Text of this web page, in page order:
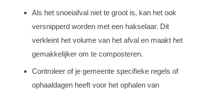
Als het snoeiafval niet te groot is, kan het ook
versnipperd worden met een hakselaar. Dit
verkleint het volume van het afval en maakt het
gemakkelijker om te composteren.
Controleer of je gemeente specifieke regels of
ophaaldagen heeft voor het ophalen van